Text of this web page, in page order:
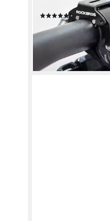
Lenkerklingel
(1)
15,99 € UVP21,99 €
-27%
lieferbar - in 2-3